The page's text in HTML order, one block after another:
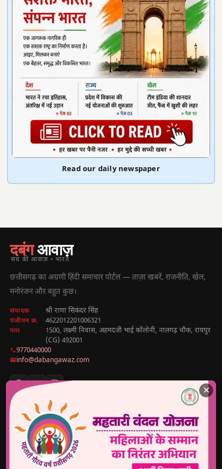
Read our daily newspaper
दबंगआवाज़
सच की आवाज़ • भारत
छत्तीसगढ़ का अग्रणी हिंदी समाचार पोर्टल — ताज़ा खबरें, राजनीति, खेल,
मनोरंजन और बहुत कुछ।
संपादक श्री राणा सिकंदर सिंह
पंजीयन क्र. 4622012201006321
पता
1500, लक्ष्मी निवास, अहमदजी भाई कॉलोनी, नालगढ़ चौक, रायपुर
(CG) 492001
9770440000
info@dabangawaz.com
मुख्य खबरें
छत्तीसगढ़
अंतराष्ट्रीय
राज्य
उपयोगी लिंक
होम
हमारे बारे में
संपर्क करें
Disclaimer
✕